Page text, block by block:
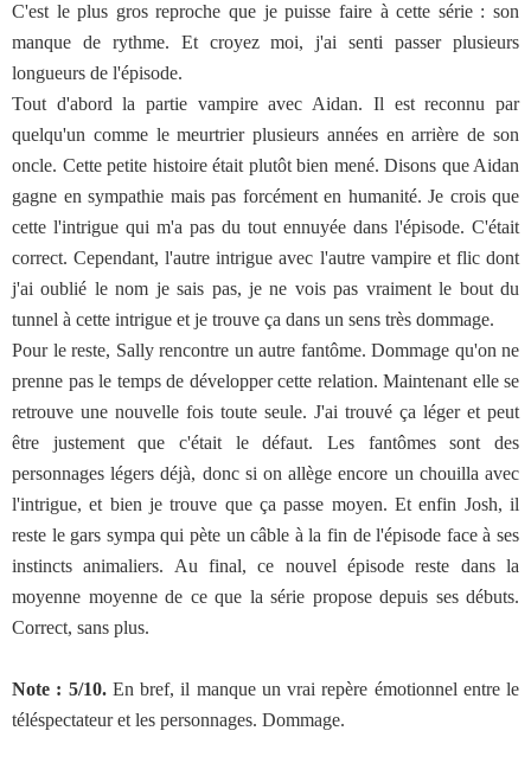
C'est le plus gros reproche que je puisse faire à cette série : son
manque de rythme. Et croyez moi, j'ai senti passer plusieurs
longueurs de l'épisode.
Tout d'abord la partie vampire avec Aidan. Il est reconnu par
quelqu'un comme le meurtrier plusieurs années en arrière de son
oncle. Cette petite histoire était plutôt bien mené. Disons que Aidan
gagne en sympathie mais pas forcément en humanité. Je crois que
cette l'intrigue qui m'a pas du tout ennuyée dans l'épisode. C'était
correct. Cependant, l'autre intrigue avec l'autre vampire et flic dont
j'ai oublié le nom je sais pas, je ne vois pas vraiment le bout du
tunnel à cette intrigue et je trouve ça dans un sens très dommage.
Pour le reste, Sally rencontre un autre fantôme. Dommage qu'on ne
prenne pas le temps de développer cette relation. Maintenant elle se
retrouve une nouvelle fois toute seule. J'ai trouvé ça léger et peut
être justement que c'était le défaut. Les fantômes sont des
personnages légers déjà, donc si on allège encore un chouilla avec
l'intrigue, et bien je trouve que ça passe moyen. Et enfin Josh, il
reste le gars sympa qui pète un câble à la fin de l'épisode face à ses
instincts animaliers. Au final, ce nouvel épisode reste dans la
moyenne moyenne de ce que la série propose depuis ses débuts.
Correct, sans plus.
Note : 5/10.En bref, il manque un vrai repère émotionnel entre le
téléspectateur et les personnages. Dommage.